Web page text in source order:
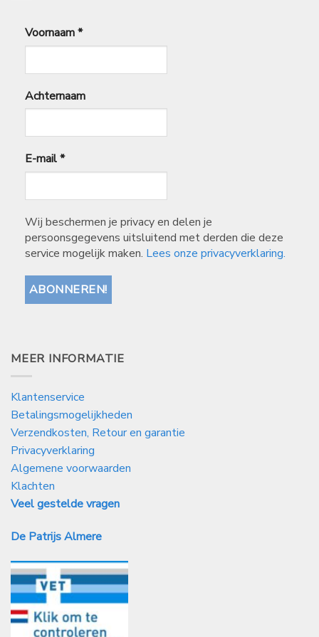
Voornaam*
Achternaam
E-mail*
Wij beschermen je privacy en delen je
persoonsgegevens uitsluitend met derden die deze
service mogelijk maken. Lees onze privacyverklaring.
MEER INFORMATIE
Klantenservice
Betalingsmogelijkheden
Verzendkosten, Retour en garantie
Privacyverklaring
Algemene voorwaarden
Klachten
Veel gestelde vragen
De Patrijs Almere